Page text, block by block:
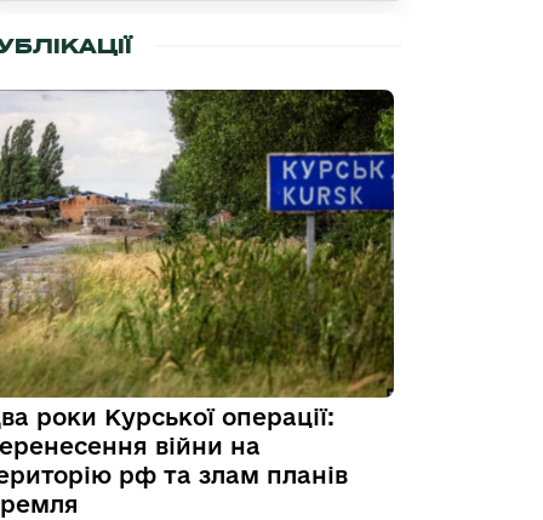
роки Курської операції:
війни на
рф та злам планів